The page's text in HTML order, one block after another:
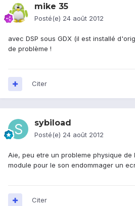
mike 35
Posté(e) 24 août 2012
avec DSP sous GDX (il est installé
de problème !
Citer
sybiload
Posté(e) 24 août 2012
Aie, peu etre un probleme physique
module pour le son endommager un
Citer